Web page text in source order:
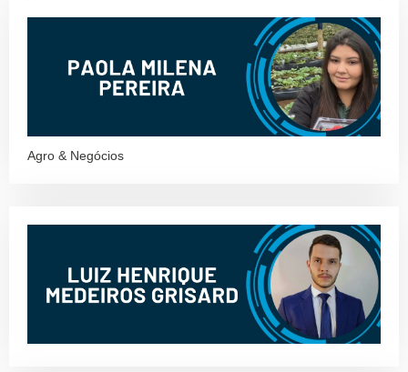
Agro & Negócios